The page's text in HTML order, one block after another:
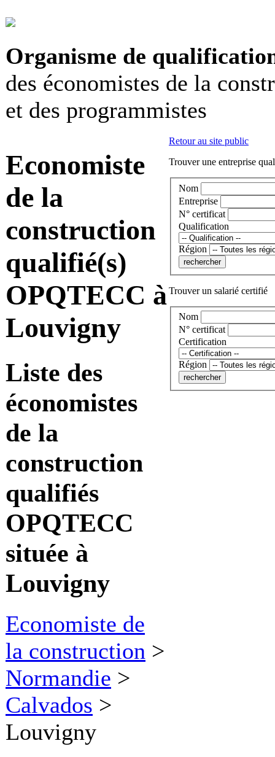
Organisme de
des économistes de la
et des programmistes
Economiste
de la
construction
qualifié(s)
OPQTECC à
Louvigny
Liste des
économistes
de la
construction
qualifiés
OPQTECC
située à
Louvigny
Economiste de
la construction >
Normandie >
Calvados >
Louvigny
Retour au site public
Trouver une entreprise
Nom
Entreprise
N° certificat
Qualification
Région
Trouver un salarié certifié
Nom
N° certificat
Certification
Région